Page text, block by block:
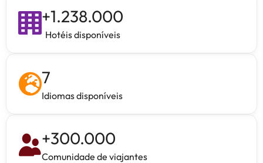
+1.238.000
Hotéis disponíveis
7
Idiomas disponíveis
+300.000
Comunidade de viajantes